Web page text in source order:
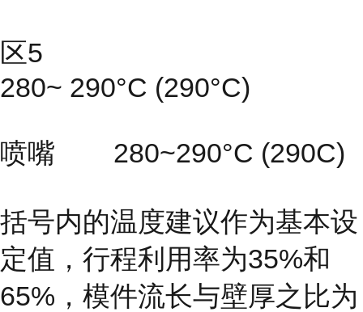
区5
280~ 290°C (290°C)
喷嘴 280~290°C (290C)
括号内的温度建议作为基本设
定值，行程利用率为35%和
65%，模件流长与壁厚之比为